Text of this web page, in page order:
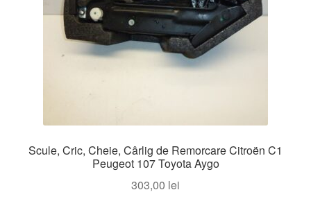
Scule, Cric, Cheie, Cârlig de Remorcare Citroën C1
Peugeot 107 Toyota Aygo
303,00 lei